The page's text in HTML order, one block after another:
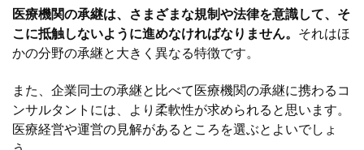
医療機関の承継は、さまざまな規制や法律を意識して、そ
こに抵触しないように進めなければなりません。 それはほ
かの分野の承継と大きく異なる特徴です。
また、企業同士の承継と比べて医療機関の承継に携わるコ
ンサルタントには、より柔軟性が求められると思います。
医療経営や運営の見解があるところを選ぶとよいでしょ